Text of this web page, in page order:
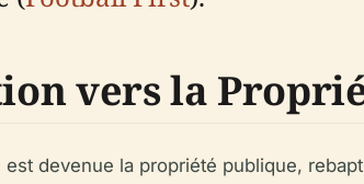
vers la
est devenue la propriété publique,